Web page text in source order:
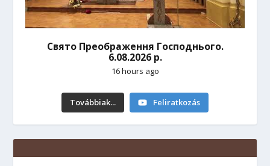
Свято Преображення Господнього.
6.08.2026 р.
16 hours ago
Továbbiak... Feliratkozás